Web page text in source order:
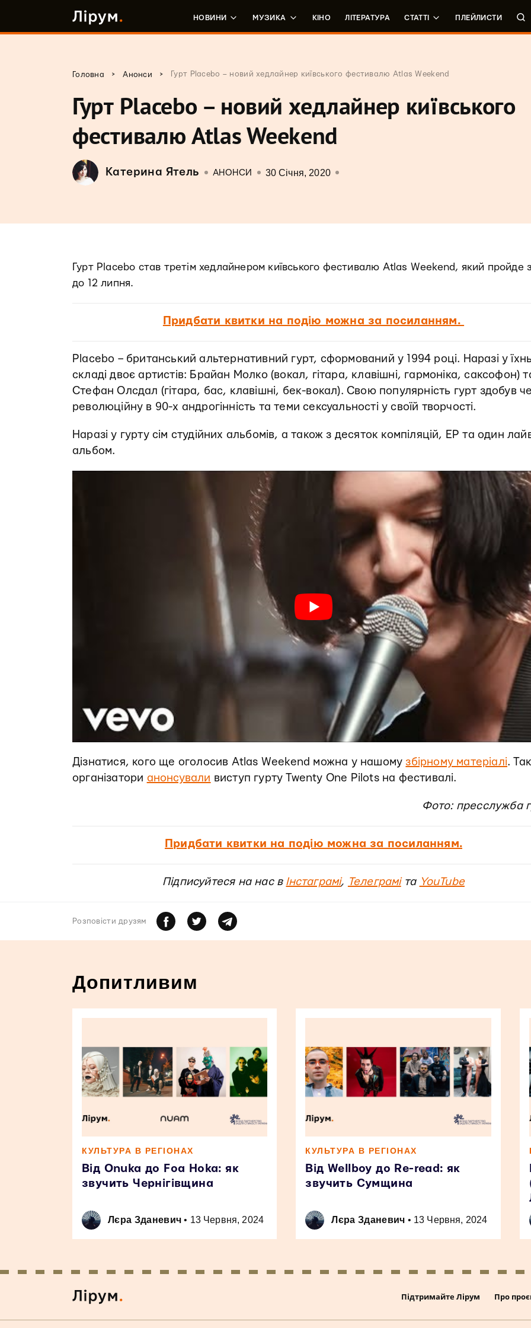
НОВИНИ МУЗИКА КІНО ЛІТЕРАТУРА СТАТТІ ПЛЕЙЛИСТИ
Головна > Анонси > Гурт Placebo – новий хедлайнер київського фестивалю Atlas Weekend
Гурт Placebo – новий хедлайнер київського
фестивалю Atlas Weekend
Катерина Ятель АНОНСИ 30 Січня, 2020
Гурт Placebo став третім хедлайнером київського фестивалю Atlas Weekend, який пройде
до 12 липня.
Придбати квитки на подію можна за посиланням.
Placebo – британський альтернативний гурт, сформований у 1994 році. Наразі у
складі двоє артистів: Брайан Молко (вокал, гітара, клавішні, гармоніка, саксофон)
Стефан Олсдал (гітара, бас, клавішні, бек-вокал). Свою популярність гурт здобув
революційну в 90-х андрогінність та теми сексуальності у своїй творчості.
Наразі у гурту сім студійних альбомів, а також з десяток компіляцій, EP та один
альбом.
Дізнатися, кого ще оголосив Atlas Weekend можна у нашому збірному матеріалі.
організатори анонсували виступ гурту Twenty One Pilots на фестивалі.
Фото: пресслужба
Придбати квитки на подію можна за посиланням.
Підписуйтеся на нас в Інстаграмі, Телеграміта YouTube
Розповiсти друзям
Допитливим
КУЛЬТУРА В РЕГІОНАХ
Від Onuka до Foa Hoka: як
звучить Чернігівщина
Лєра Зданевич • 13 Червня, 2024
КУЛЬТУРА В РЕГІОНАХ
Від Wellboy до Re-read: як
звучить Сумщина
Лєра Зданевич • 13 Червня, 2024
Підтримайте Лірум Про